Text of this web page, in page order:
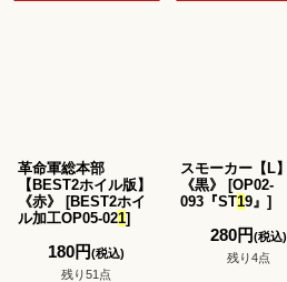
革命軍総本部
【BEST2ホイル版】
《赤》
[BEST2ホイ
ル加工OP05-021]
180円(税込)
残り51点
スモーカー【L】
《黒》
[OP02-
093『ST19』 ]
280円(税込)
残り4点